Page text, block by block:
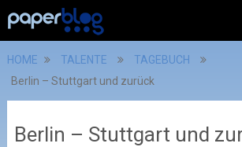
HOME TALENTE
TAGEBUCH
Berlin – Stuttgart und zurück
Berlin – Stuttgart und